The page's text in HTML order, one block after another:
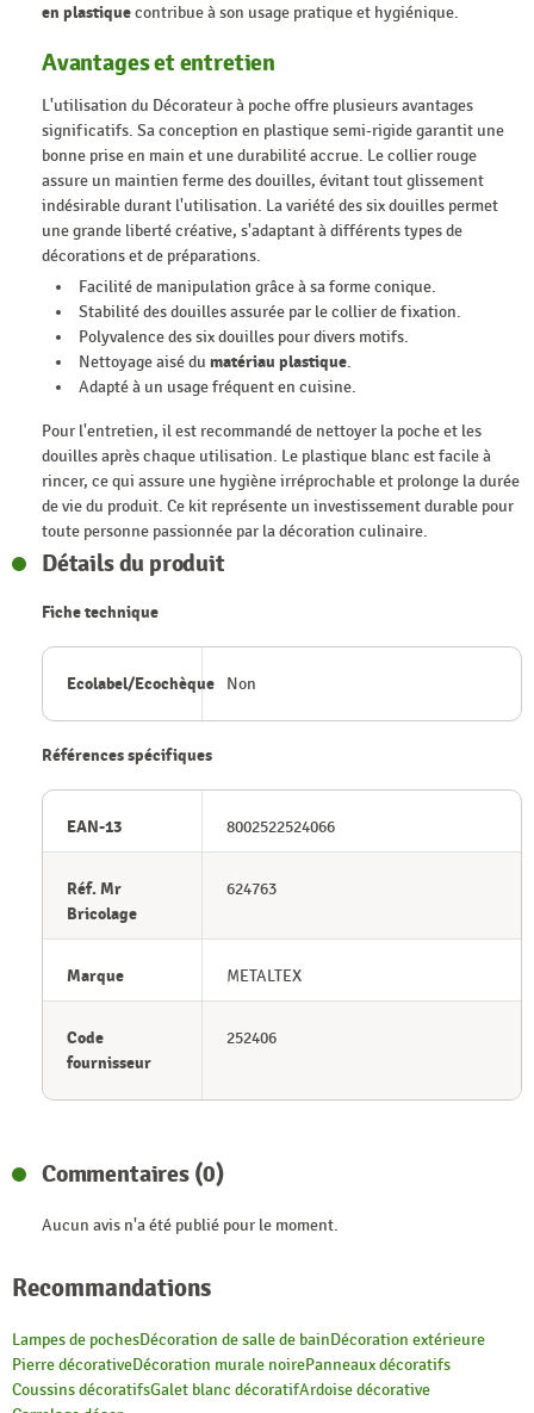
en plastiquecontribue à son usage pratique et hygiénique.
Avantages et entretien
L'utilisation du Décorateur à poche offre plusieurs avantages
significatifs. Sa conception en plastique semi-rigide garantit une
bonne prise en main et une durabilité accrue. Le collier rouge
assure un maintien ferme des douilles, évitant tout glissement
indésirable durant l'utilisation. La variété des six douilles permet
une grande liberté créative, s'adaptant à différents types de
décorations et de préparations.
Facilité de manipulation grâce à sa forme conique.
Stabilité des douilles assurée par le collier de fixation.
Polyvalence des six douilles pour divers motifs.
Nettoyage aisé dumatériau plastique.
Adapté à un usage fréquent en cuisine.
Pour l'entretien, il est recommandé de nettoyer la poche et les
douilles après chaque utilisation. Le plastique blanc est facile à
rincer, ce qui assure une hygiène irréprochable et prolonge la durée
de vie du produit. Ce kit représente un investissement durable pour
toute personne passionnée par la décoration culinaire.
Détails du produit
Fiche technique
Ecolabel/Ecochèque Non
Références spécifiques
EAN-13 8002522524066
Réf. Mr
Bricolage
624763
Marque METALTEX
Code
fournisseur
252406
Commentaires (0)
Aucun avis n'a été publié pour le moment.
Recommandations
Lampes de pochesDécoration de salle de bainDécoration extérieure
Pierre décorativeDécoration murale noirePanneaux décoratifs
Coussins décoratifsGalet blanc décoratifArdoise décorative